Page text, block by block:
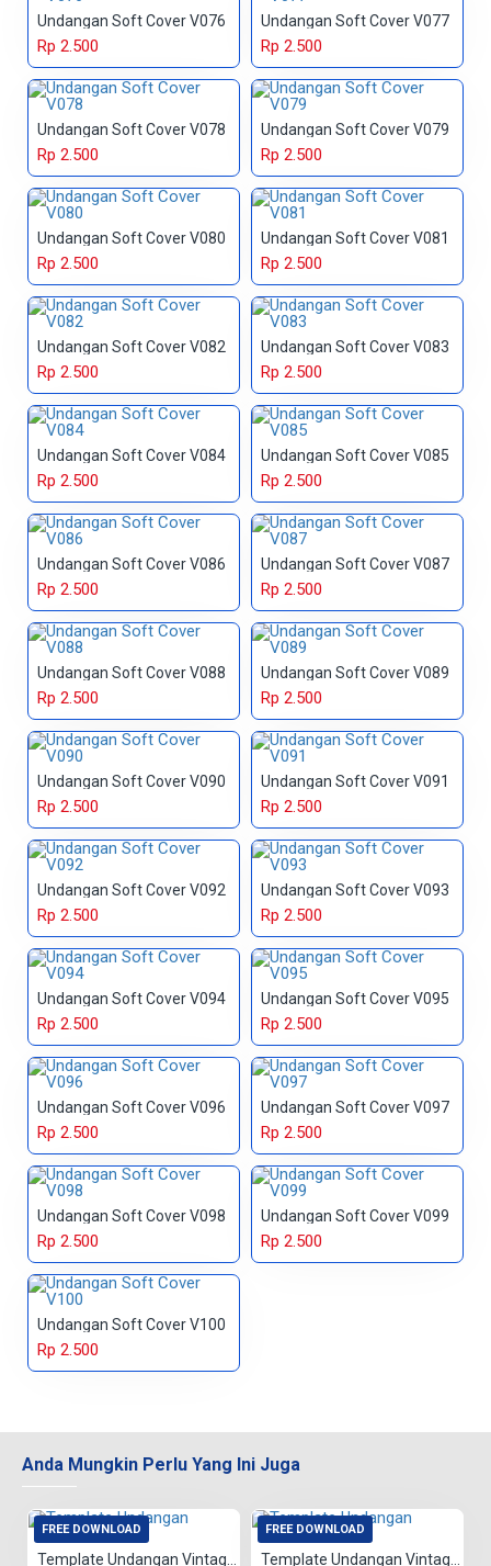
Undangan Soft Cover V076
Rp 2.500
Undangan Soft Cover V077
Rp 2.500
Undangan Soft Cover V078
Rp 2.500
Undangan Soft Cover V079
Rp 2.500
Undangan Soft Cover V080
Rp 2.500
Undangan Soft Cover V081
Rp 2.500
Undangan Soft Cover V082
Rp 2.500
Undangan Soft Cover V083
Rp 2.500
Undangan Soft Cover V084
Rp 2.500
Undangan Soft Cover V085
Rp 2.500
Undangan Soft Cover V086
Rp 2.500
Undangan Soft Cover V087
Rp 2.500
Undangan Soft Cover V088
Rp 2.500
Undangan Soft Cover V089
Rp 2.500
Undangan Soft Cover V090
Rp 2.500
Undangan Soft Cover V091
Rp 2.500
Undangan Soft Cover V092
Rp 2.500
Undangan Soft Cover V093
Rp 2.500
Undangan Soft Cover V094
Rp 2.500
Undangan Soft Cover V095
Rp 2.500
Undangan Soft Cover V096
Rp 2.500
Undangan Soft Cover V097
Rp 2.500
Undangan Soft Cover V098
Rp 2.500
Undangan Soft Cover V099
Rp 2.500
Undangan Soft Cover V100
Rp 2.500
Anda Mungkin Perlu Yang Ini Juga
FREE DOWNLOAD FREE DOWNLOAD